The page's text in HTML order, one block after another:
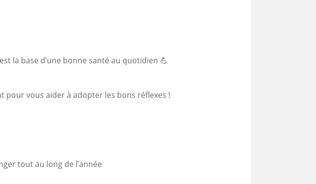
la base d’une bonne santé au quotidien 💪
pour vous aider à adopter les bons réflexes !
tout au long de l’année